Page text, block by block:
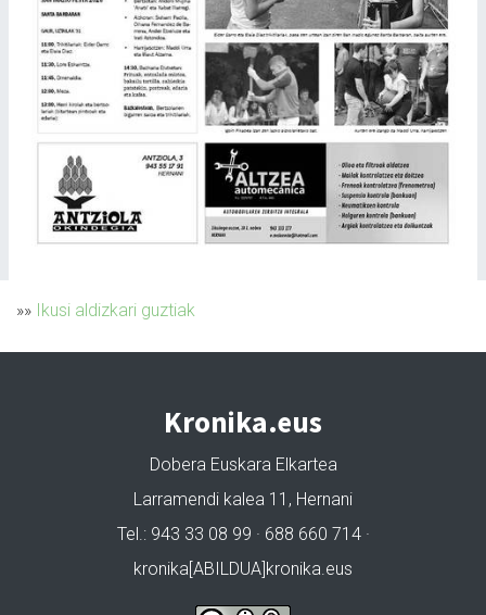
»» Ikusi aldizkari guztiak
Kronika.eus
Dobera Euskara Elkartea
Larramendi kalea 11, Hernani
Tel.: 943 33 08 99 · 688 660 714 ·
kronika[ABILDUA]kronika.eus